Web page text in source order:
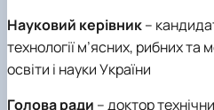
Науковий керівник–
технології м’ясних, рибних та
освіти і науки України
Голова ради – доктор